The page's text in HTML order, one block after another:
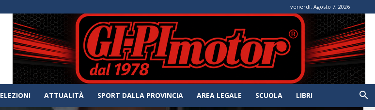
venerdì, Agosto 7, 2026
ELEZIONI ATTUALITÀ SPORT DALLA PROVINCIA AREA LEGALE SCUOLA LIBRI